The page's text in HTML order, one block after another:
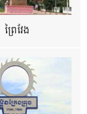
ព្រៃវែង